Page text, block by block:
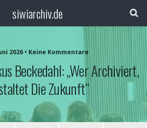
siwiarchiv.de
2026 • Keine Kommentare
Beckedahl: „Wer Archiviert,
Die Zukunft“